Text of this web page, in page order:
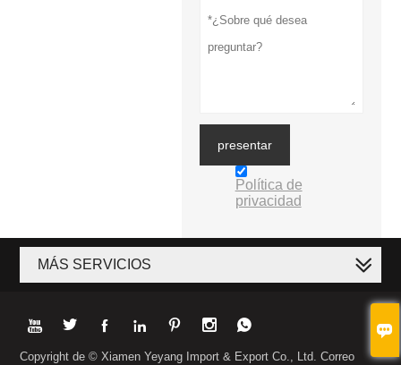

presentar
Política de
privacidad
MÁS SERVICIOS
      
Copyright de © Xiamen Yeyang Import & Export Co., Ltd. Correo